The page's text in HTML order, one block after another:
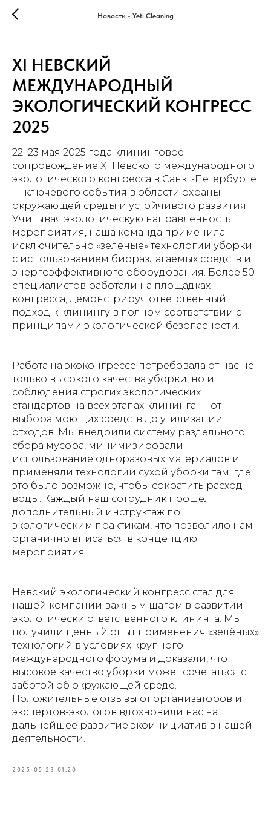
Новости - Yeti Cleaning
XI НЕВСКИЙ
МЕЖДУНАРОДНЫЙ
ЭКОЛОГИЧЕСКИЙ КОНГРЕСС
2025
22–23 мая 2025 года клининговое
сопровождение XI Невского международного
экологического конгресса в Санкт-Петербурге
— ключевого события в области охраны
окружающей среды и устойчивого развития.
Учитывая экологическую направленность
мероприятия, наша команда применила
исключительно «зелёные» технологии уборки
с использованием биоразлагаемых средств и
энергоэффективного оборудования. Более 50
специалистов работали на площадках
конгресса, демонстрируя ответственный
подход к клинингу в полном соответствии с
принципами экологической безопасности.
Работа на экоконгрессе потребовала от нас не
только высокого качества уборки, но и
соблюдения строгих экологических
стандартов на всех этапах клининга — от
выбора моющих средств до утилизации
отходов. Мы внедрили систему раздельного
сбора мусора, минимизировали
использование одноразовых материалов и
применяли технологии сухой уборки там, где
это было возможно, чтобы сократить расход
воды. Каждый наш сотрудник прошёл
дополнительный инструктаж по
экологическим практикам, что позволило нам
органично вписаться в концепцию
мероприятия.
Невский экологический конгресс стал для
нашей компании важным шагом в развитии
экологически ответственного клининга. Мы
получили ценный опыт применения «зелёных»
технологий в условиях крупного
международного форума и доказали, что
высокое качество уборки может сочетаться с
заботой об окружающей среде.
Положительные отзывы от организаторов и
экспертов-экологов вдохновили нас на
дальнейшее развитие экоинициатив в нашей
деятельности.
2025-05-23 01:20